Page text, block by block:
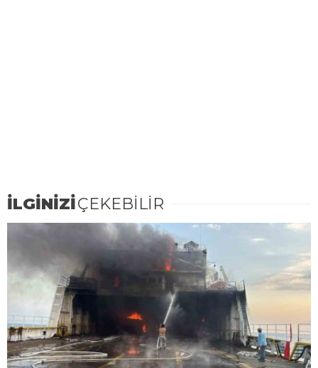
İLGİNİZİÇEKEBİLİR